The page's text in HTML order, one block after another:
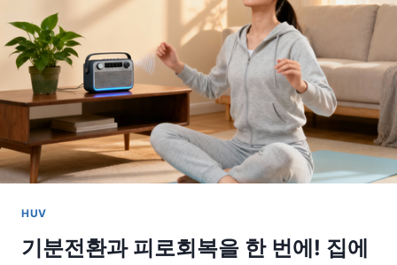
지
세
요!
식
에
서
점
검
할
핵
HUV
기분전환과 피로회복을 한 번에! 집에